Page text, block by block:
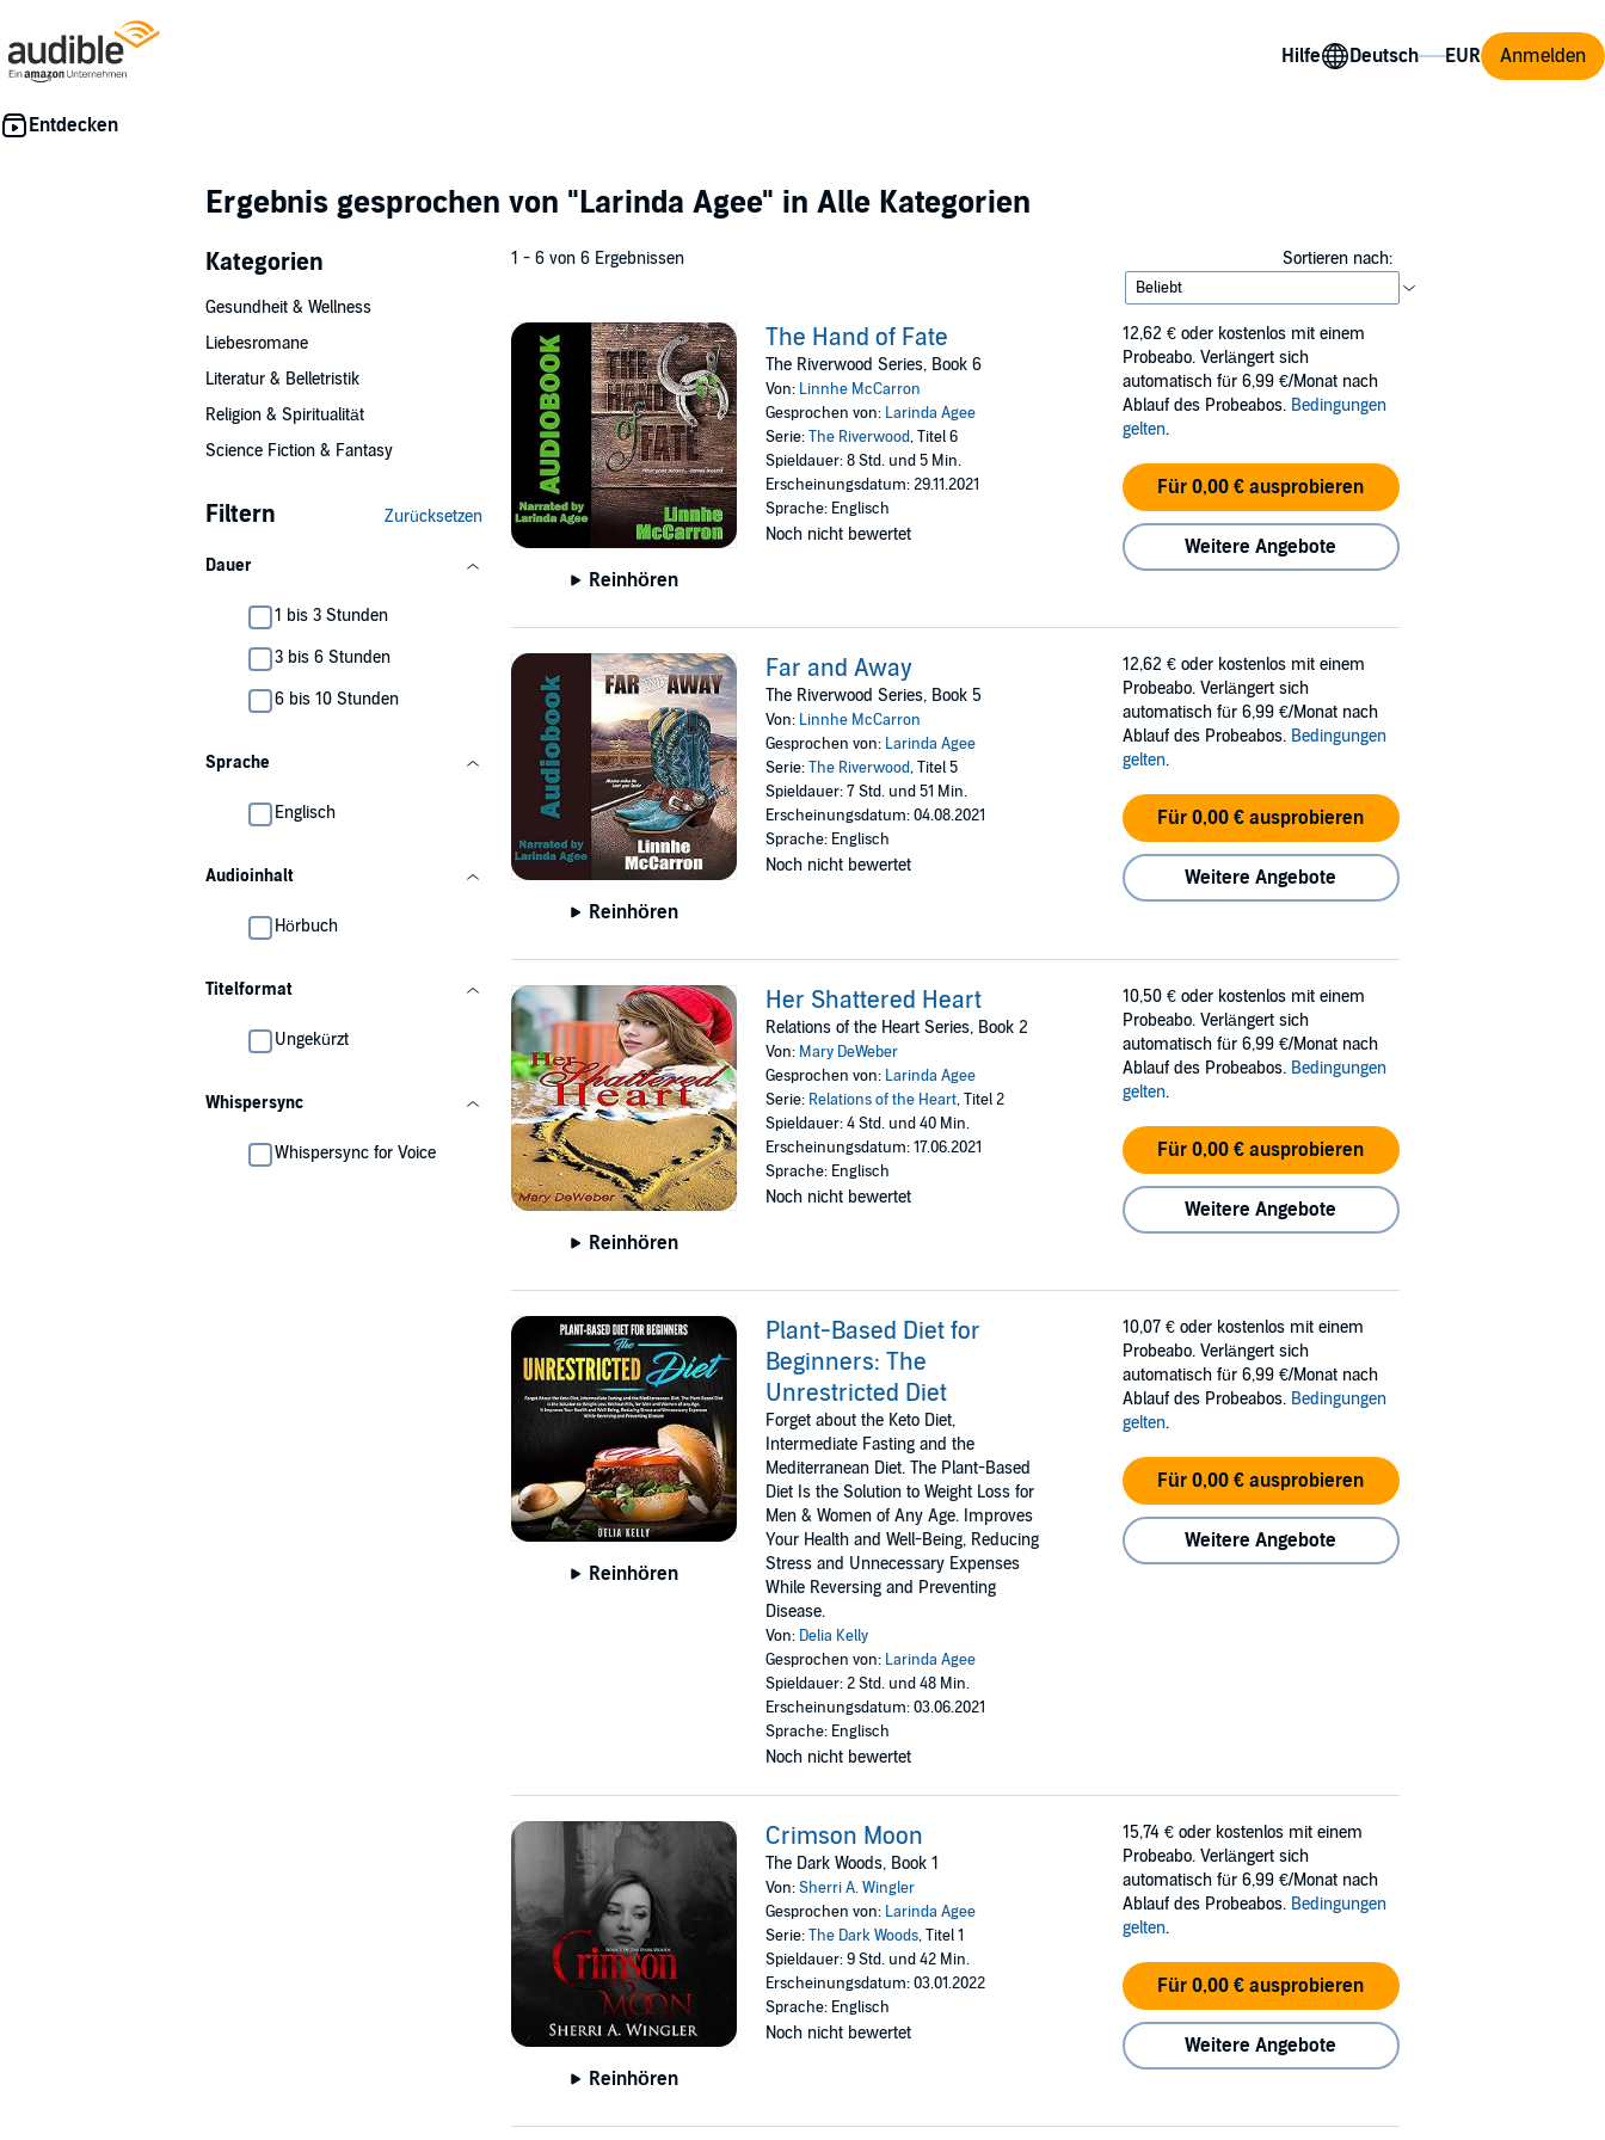
Hilfe Anmelden
Ergebnis gesprochen von "Larinda Agee" in Alle Kategorien
Kategorien
Gesundheit & Wellness
Liebesromane
Literatur & Belletristik
Religion & Spiritualität
Science Fiction & Fantasy
Filtern Zurücksetzen
Dauer
1 bis 3 Stunden
3 bis 6 Stunden
6 bis 10 Stunden
Sprache
Englisch
Audioinhalt
Hörbuch
Titelformat
Ungekürzt
Whispersync
Whispersync for Voice
1 - 6 von 6 Ergebnissen Sortieren nach:
Reinhören
The Hand of Fate
The Riverwood Series, Book 6
Von: Linnhe McCarron
Gesprochen von: Larinda Agee
Serie:The Riverwood, Titel 6
Spieldauer: 8 Std. und 5 Min.
Erscheinungsdatum: 29.11.2021
Sprache: Englisch
Noch nicht bewertet
12,62 € oder kostenlos mit einem
Probeabo. Verlängert sich
automatisch für 6,99 €/Monat nach
Ablauf des Probeabos. Bedingungen
gelten.
Für 0,00 € ausprobieren
Weitere Angebote
Reinhören
Far and Away
The Riverwood Series, Book 5
Von: Linnhe McCarron
Gesprochen von: Larinda Agee
Serie:The Riverwood, Titel 5
Spieldauer: 7 Std. und 51 Min.
Erscheinungsdatum: 04.08.2021
Sprache: Englisch
Noch nicht bewertet
12,62 € oder kostenlos mit einem
Probeabo. Verlängert sich
automatisch für 6,99 €/Monat nach
Ablauf des Probeabos. Bedingungen
gelten.
Für 0,00 € ausprobieren
Weitere Angebote
Reinhören
Her Shattered Heart
Relations of the Heart Series, Book 2
Von: Mary DeWeber
Gesprochen von: Larinda Agee
Serie: Relations of the Heart, Titel 2
Spieldauer: 4 Std. und 40 Min.
Erscheinungsdatum: 17.06.2021
Sprache: Englisch
Noch nicht bewertet
10,50 € oder kostenlos mit einem
Probeabo. Verlängert sich
automatisch für 6,99 €/Monat nach
Ablauf des Probeabos. Bedingungen
gelten.
Für 0,00 € ausprobieren
Weitere Angebote
Reinhören
Plant-Based Diet for
Beginners: The
Unrestricted Diet
Forget about the Keto Diet,
Intermediate Fasting and the
Mediterranean Diet. The Plant-Based
Diet Is the Solution to Weight Loss for
Men & Women of Any Age. Improves
Your Health and Well-Being, Reducing
Stress and Unnecessary Expenses
While Reversing and Preventing
Disease.
Von: Delia Kelly
Gesprochen von: Larinda Agee
Spieldauer: 2 Std. und 48 Min.
Erscheinungsdatum: 03.06.2021
Sprache: Englisch
Noch nicht bewertet
10,07 € oder kostenlos mit einem
Probeabo. Verlängert sich
automatisch für 6,99 €/Monat nach
Ablauf des Probeabos. Bedingungen
gelten.
Für 0,00 € ausprobieren
Weitere Angebote
Reinhören
Crimson Moon
The Dark Woods, Book 1
Von:Sherri A. Wingler
Gesprochen von: Larinda Agee
Serie:The Dark Woods, Titel 1
Spieldauer: 9 Std. und 42 Min.
Erscheinungsdatum: 03.01.2022
Sprache: Englisch
Noch nicht bewertet
15,74 € oder kostenlos mit einem
Probeabo. Verlängert sich
automatisch für 6,99 €/Monat nach
Ablauf des Probeabos. Bedingungen
gelten.
Für 0,00 € ausprobieren
Weitere Angebote